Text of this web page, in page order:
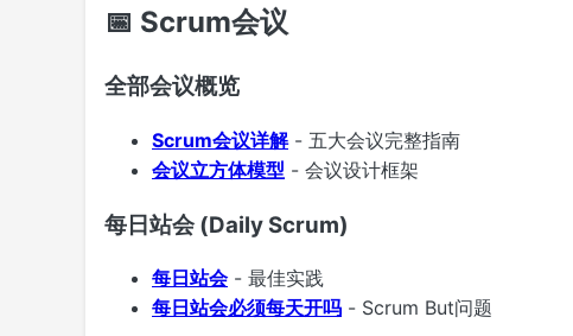
📅 Scrum会议
全部会议概览
Scrum会议详解- 五大会议完整指南
会议立方体模型 - 会议设计框架
每日站会 (Daily Scrum)
每日站会- 最佳实践
每日站会必须每天开吗 - Scrum But问题